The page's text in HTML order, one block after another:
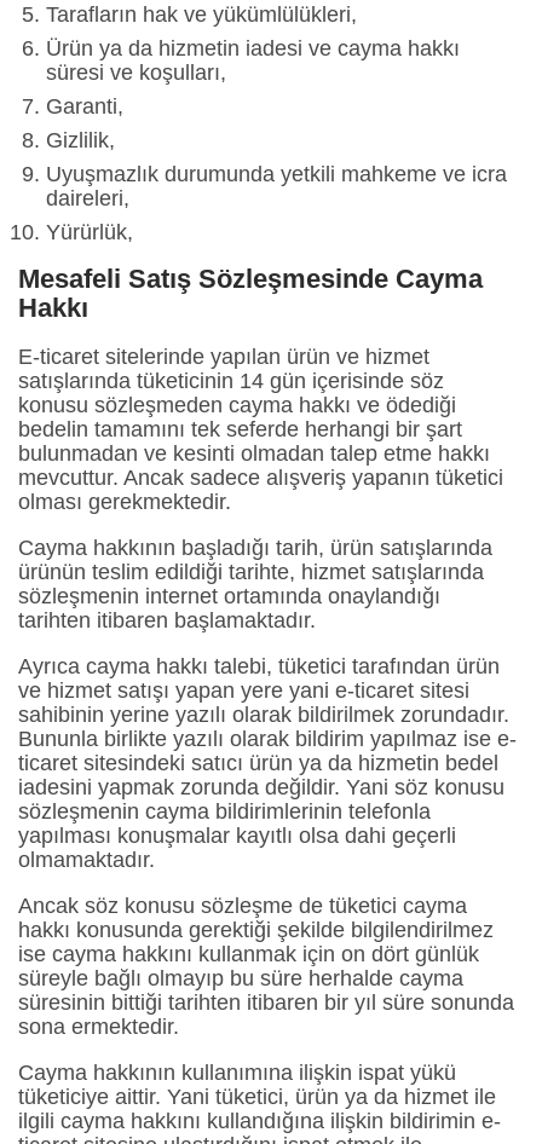
Tarafların hak ve yükümlülükleri,
Ürün ya da hizmetin iadesi ve cayma hakkı
süresi ve koşulları,
Garanti,
Gizlilik,
Uyuşmazlık durumunda yetkili mahkeme ve icra
daireleri,
Yürürlük,
Mesafeli Satış Sözleşmesinde Cayma
Hakkı
E-ticaret sitelerinde yapılan ürün ve hizmet
satışlarında tüketicinin 14 gün içerisinde söz
konusu sözleşmeden cayma hakkı ve ödediği
bedelin tamamını tek seferde herhangi bir şart
bulunmadan ve kesinti olmadan talep etme hakkı
mevcuttur. Ancak sadece alışveriş yapanın tüketici
olması gerekmektedir.
Cayma hakkının başladığı tarih, ürün satışlarında
ürünün teslim edildiği tarihte, hizmet satışlarında
sözleşmenin internet ortamında onaylandığı
tarihten itibaren başlamaktadır.
Ayrıca cayma hakkı talebi, tüketici tarafından ürün
ve hizmet satışı yapan yere yani e-ticaret sitesi
sahibinin yerine yazılı olarak bildirilmek zorundadır.
Bununla birlikte yazılı olarak bildirim yapılmaz ise e-
ticaret sitesindeki satıcı ürün ya da hizmetin bedel
iadesini yapmak zorunda değildir. Yani söz konusu
sözleşmenin cayma bildirimlerinin telefonla
yapılması konuşmalar kayıtlı olsa dahi geçerli
olmamaktadır.
Ancak söz konusu sözleşme de tüketici cayma
hakkı konusunda gerektiği şekilde bilgilendirilmez
ise cayma hakkını kullanmak için on dört günlük
süreyle bağlı olmayıp bu süre herhalde cayma
süresinin bittiği tarihten itibaren bir yıl süre sonunda
sona ermektedir.
Cayma hakkının kullanımına ilişkin ispat yükü
tüketiciye aittir. Yani tüketici, ürün ya da hizmet ile
ilgili cayma hakkını kullandığına ilişkin bildirimin e-